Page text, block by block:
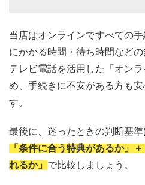
当店はオンラインですべての
にかかる時間・待ち時間など
テレビ電話を活用した「オン
め、手続きに不安がある方も
す。
最後に、迷ったときの判断基準
「条件に合う特典があるか」
れるか」 で比較しましょう。